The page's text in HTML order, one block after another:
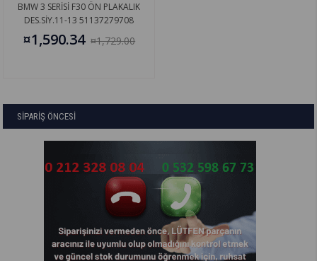
BMW 3 SERİSİ F30 ÖN PLAKALIK
DES.SİY.11-13 51137279708
¤1,590.34 ¤1,729.00
SİPARİŞ ÖNCESİ